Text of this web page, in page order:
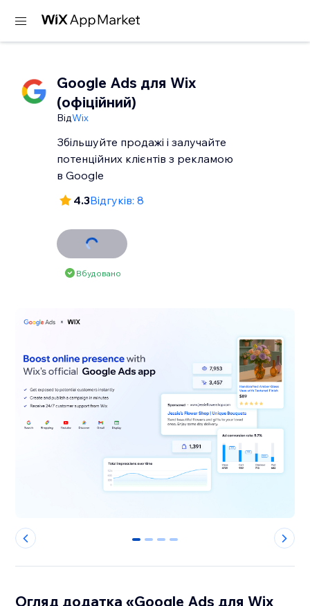
Google Ads для Wix
(офіційний)
ВідWix
Збільшуйте продажі і залучайте
потенційних клієнтів з рекламою
в Google
4.3Відгуків: 8
Вбудовано
0 1 2 3
Огляд додатка «Google Ads для Wix